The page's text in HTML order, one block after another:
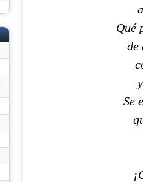
Qué
de
Se